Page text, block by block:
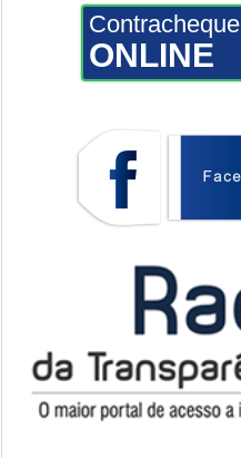
Contracheque
ONLINE